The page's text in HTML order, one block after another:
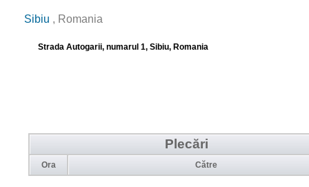
Sibiu , Romania
Strada Autogarii, numarul 1, Sibiu, Romania
Plecări
Ora Către